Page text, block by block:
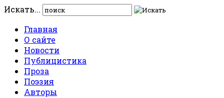
Искать...
Главная
О сайте
Новости
Публицистика
Проза
Поэзия
Авторы